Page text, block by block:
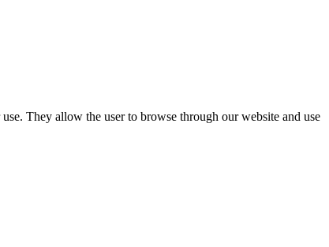
They allow the user to browse through our website and use